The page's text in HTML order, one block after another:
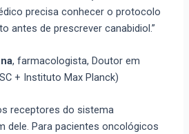
precisa conhecer o protocolo
antes de prescrever canabidiol.”
, farmacologista, Doutor em
+ Instituto Max Planck)
receptores do sistema
dele. Para pacientes oncológicos